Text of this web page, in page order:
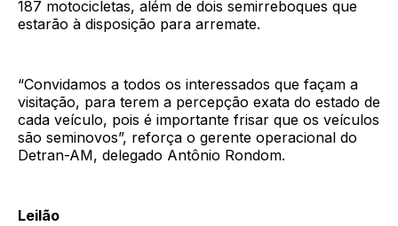
187 motocicletas, além de dois semirreboques que
estarão à disposição para arremate.
“Convidamos a todos os interessados que façam a
visitação, para terem a percepção exata do estado de
cada veículo, pois é importante frisar que os veículos
são seminovos”, reforça o gerente operacional do
Detran-AM, delegado Antônio Rondom.
Leilão